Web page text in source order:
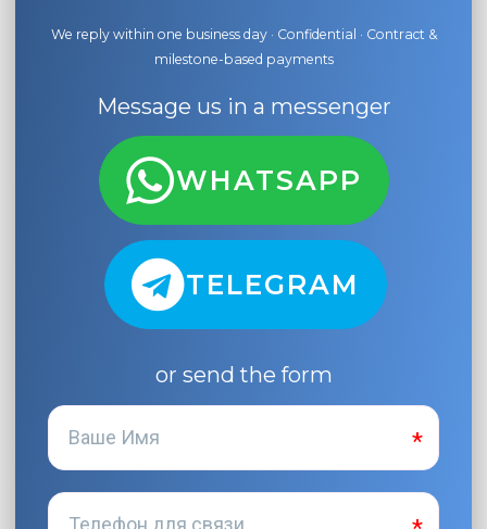
We reply within one business day · Confidential · Contract &
milestone-based payments
Message us in a messenger
WHATSAPP
TELEGRAM
or send the form